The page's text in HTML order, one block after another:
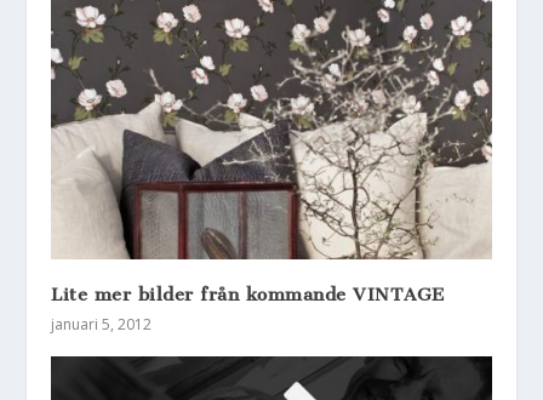
Lite mer bilder från kommande VINTAGE
januari 5, 2012